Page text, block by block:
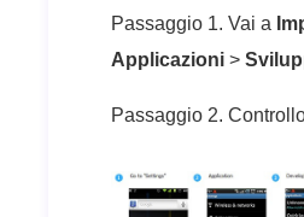
Passaggio 1. Vai a
Applicazioni >
Passaggio 2.